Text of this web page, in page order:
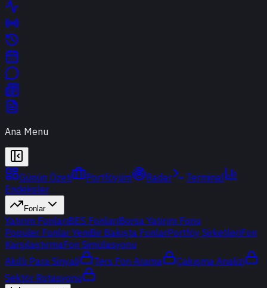
Ana Menu
Günün Özeti Portföyüm Radar
Terminal
Endeksler
Fonlar
Yatırım FonlarıBES FonlarıBorsa Yatırım Fonu
Popüler Fonlar YeniBir Bakışta FonlarPortföy ŞirketleriFon
KarşılaştırmaFon Simülasyonu
Akıllı Para Sinyali
Ters Fon Arama
Çakışma Analizi
Sektör Rotasyonu